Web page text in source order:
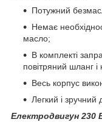
Потужний
Немає
масло;
В комплекті
повітряний шланг і
Весь корпус
Легкий і
Електродвигун 230